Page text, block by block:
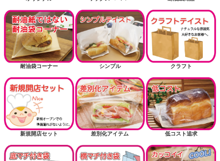
耐油袋コーナー シンプル クラフト
新規開店セット 差別化アイテム 低コスト追求